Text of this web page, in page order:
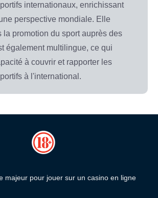
internationaux, enrichissant
perspective mondiale. Elle
la promotion du sport auprès des
également multilingue, ce qui
à couvrir et rapporter les
à l'international.
majeur pour jouer sur un casino en ligne